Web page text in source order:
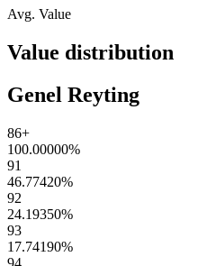
Avg. Value
Value distribution
Genel Reyting
86+
100.00000%
91
46.77420%
92
24.19350%
93
17.74190%
94